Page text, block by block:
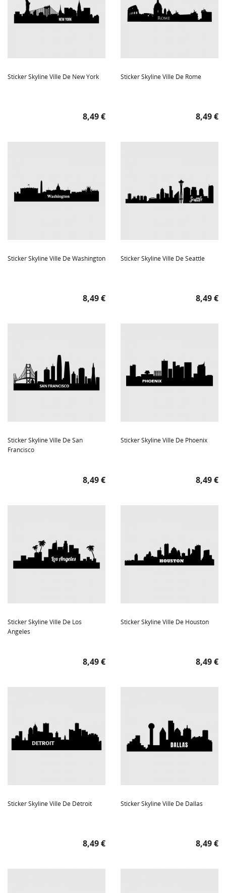
Sticker Skyline Ville De New York
Prix
8,49 €
Sticker Skyline Ville De Rome
Prix
8,49 €
Sticker Skyline Ville De Washington
Prix
8,49 €
Sticker Skyline Ville De Seattle
Prix
8,49 €
Sticker Skyline Ville De San
Francisco
Prix
8,49 €
Sticker Skyline Ville De Phoenix
Prix
8,49 €
Sticker Skyline Ville De Los
Angeles
Prix
8,49 €
Sticker Skyline Ville De Houston
Prix
8,49 €
Sticker Skyline Ville De Détroit
Prix
8,49 €
Sticker Skyline Ville De Dallas
Prix
8,49 €